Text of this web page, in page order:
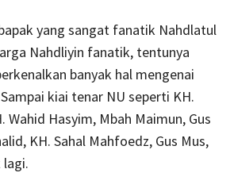
yang sangat fanatik Nahdlatul
Nahdliyin fanatik, tentunya
banyak hal mengenai
kiai tenar NU seperti KH.
Wahid Hasyim, Mbah Maimun, Gus
KH. Sahal Mahfoedz, Gus Mus,
lagi.